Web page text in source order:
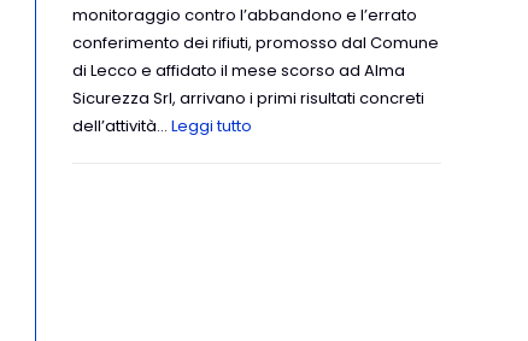
monitoraggio contro l’abbandono e l’errato
conferimento dei rifiuti, promosso dal Comune
di Lecco e affidato il mese scorso ad Alma
Sicurezza Srl, arrivano i primi risultati concreti
dell’attività… Leggi tutto